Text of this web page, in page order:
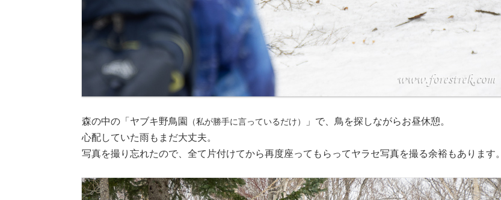
森の中の「ヤブキ野鳥園 （私が勝手に言っているだけ）
」で、鳥を探しながらお昼休憩。
心配していた雨もまだ大丈夫。
写真を撮り忘れたので、全て片付けてから再度座ってもらってヤラセ写真を撮る余裕もあります。